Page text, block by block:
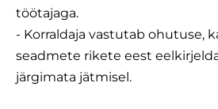
töötajaga.
- Korraldaja vastutab ohutuse,
seadmete rikete eest
järgimata jätmisel.